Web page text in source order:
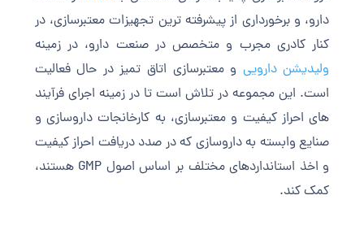
دارو، و برخورداری از پیشرفته ترین تجهیزات معتبرسازی، در
کنار کادری مجرب و متخصص در صنعت دارو، در زمینه
ولیدیشن دارویی و معتبرسازی اتاق تمیز در حال فعالیت
است. این مجموعه در تلاش است تا در زمینه اجرای فرآیند
های احراز کیفیت و معتبرسازی، به کارخانجات داروسازی و
صنایع وابسته به داروسازی که در صدد دریافت احراز کیفیت
و اخذ استانداردهای مختلف بر اساس اصول GMP هستند،
کمک کند.